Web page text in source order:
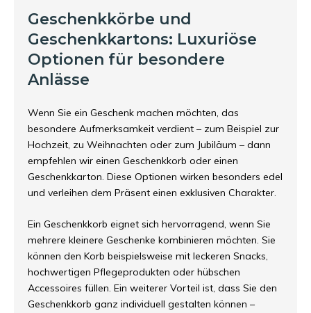
Geschenkkörbe und
Geschenkkartons: Luxuriöse
Optionen für besondere
Anlässe
Wenn Sie ein Geschenk machen möchten, das
besondere Aufmerksamkeit verdient – zum Beispiel zur
Hochzeit, zu Weihnachten oder zum Jubiläum – dann
empfehlen wir einen Geschenkkorb oder einen
Geschenkkarton. Diese Optionen wirken besonders edel
und verleihen dem Präsent einen exklusiven Charakter.
Ein Geschenkkorb eignet sich hervorragend, wenn Sie
mehrere kleinere Geschenke kombinieren möchten. Sie
können den Korb beispielsweise mit leckeren Snacks,
hochwertigen Pflegeprodukten oder hübschen
Accessoires füllen. Ein weiterer Vorteil ist, dass Sie den
Geschenkkorb ganz individuell gestalten können –